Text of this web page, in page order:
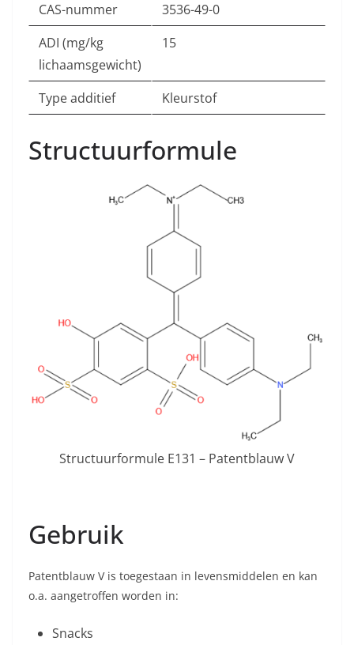
CAS-nummer
3536-49-0
ADI (mg/kg
lichaamsgewicht)
15
Type additief Kleurstof
Structuurformule
Structuurformule E131 – Patentblauw V
Gebruik
Patentblauw V is toegestaan in levensmiddelen en kan
o.a. aangetroffen worden in:
Snacks